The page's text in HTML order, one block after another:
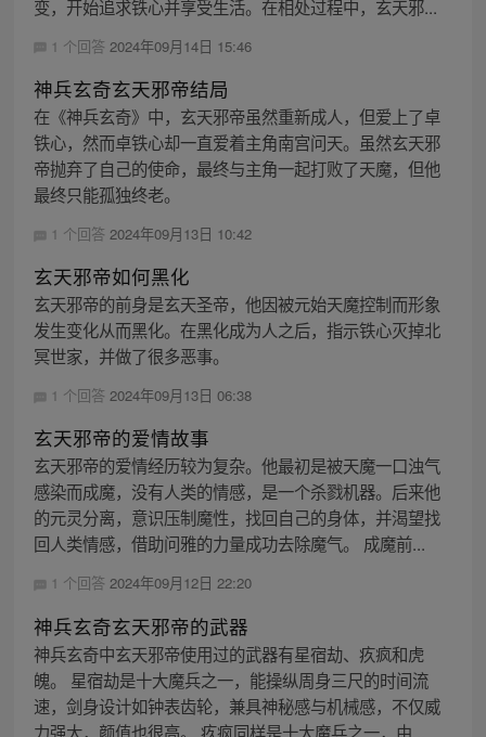
变，开始追求铁心并享受生活。在相处过程中，玄天邪...
1 个回答 2024年09月14日 15:46
神兵玄奇玄天邪帝结局
在《神兵玄奇》中，玄天邪帝虽然重新成人，但爱上了卓
铁心，然而卓铁心却一直爱着主角南宫问天。虽然玄天邪
帝抛弃了自己的使命，最终与主角一起打败了天魔，但他
最终只能孤独终老。
1 个回答 2024年09月13日 10:42
玄天邪帝如何黑化
玄天邪帝的前身是玄天圣帝，他因被元始天魔控制而形象
发生变化从而黑化。在黑化成为人之后，指示铁心灭掉北
冥世家，并做了很多恶事。
1 个回答 2024年09月13日 06:38
玄天邪帝的爱情故事
玄天邪帝的爱情经历较为复杂。他最初是被天魔一口浊气
感染而成魔，没有人类的情感，是一个杀戮机器。后来他
的元灵分离，意识压制魔性，找回自己的身体，并渴望找
回人类情感，借助问雅的力量成功去除魔气。 成魔前...
1 个回答 2024年09月12日 22:20
神兵玄奇玄天邪帝的武器
神兵玄奇中玄天邪帝使用过的武器有星宿劫、疚疯和虎
魄。 星宿劫是十大魔兵之一，能操纵周身三尺的时间流
速，剑身设计如钟表齿轮，兼具神秘感与机械感，不仅威
力强大，颜值也很高。 疚疯同样是十大魔兵之一，由...